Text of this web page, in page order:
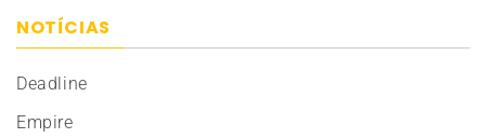
NOTÍCIAS
Deadline
Empire